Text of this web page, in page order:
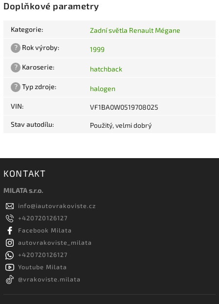
Doplňkové parametry
Kategorie: Zadní světla Renault Mégane
? Rok výroby: 1999
? Karoserie: hatchback
? Typ zdroje: halogen
VIN: VF1BA0W0519708025
Stav autodílu: Použitý, velmi dobrý
KONTAKT
MILATA s.r.o.
info@iautovrakoviste.cz
+420720126127
Facebook Milata
autovrakoviste_milata
+420720126127
Youtube Milata
@vrakoviste.milata